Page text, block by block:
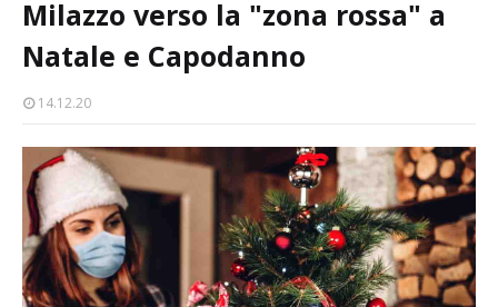
Milazzo verso la "zona rossa" a
Natale e Capodanno
14.12.20